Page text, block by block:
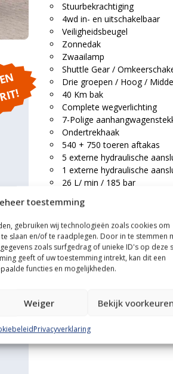
toestemming
gebruiken wij technologieën zoals cookies om
slaan en/of te raadplegen. Door in te stemmen
zoals surfgedrag of unieke ID's op deze
geeft of uw toestemming intrekt, kan dit een
functies en mogelijkheden.
Weiger Bekijk
Privacyverklaring
Stuurbekrachtiging
4wd in- en uitschakelbaar
Veiligheidsbeugel
Zonnedak
Zwaailamp
Shuttle Gear /
Drie groepen / Hoog /
40 Km bak
Complete wegverlichting
7-Polige
Ondertrekhaak
540 + 750 toeren aftakas
5 externe hydraulische
1 externe hydraulische
26 L/ min / 185 bar
Fronttrekbek
Voorspatborden
Trekker is voorzien van
fabrieksgarantie voor de